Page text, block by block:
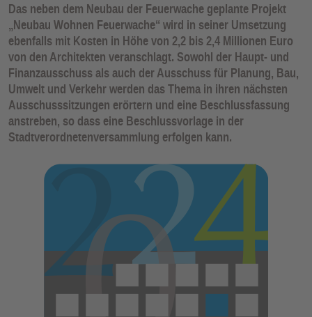
Das neben dem Neubau der Feuerwache geplante Projekt
„Neubau Wohnen Feuerwache“ wird in seiner Umsetzung
ebenfalls mit Kosten in Höhe von 2,2 bis 2,4 Millionen Euro
von den Architekten veranschlagt. Sowohl der Haupt- und
Finanzausschuss als auch der Ausschuss für Planung, Bau,
Umwelt und Verkehr werden das Thema in ihren nächsten
Ausschusssitzungen erörtern und eine Beschlussfassung
anstreben, so dass eine Beschlussvorlage in der
Stadtverordnetenversammlung erfolgen kann.